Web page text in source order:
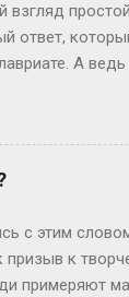
60 кг и при
ответ,
А
науки?
–
с этим
к
примеряют